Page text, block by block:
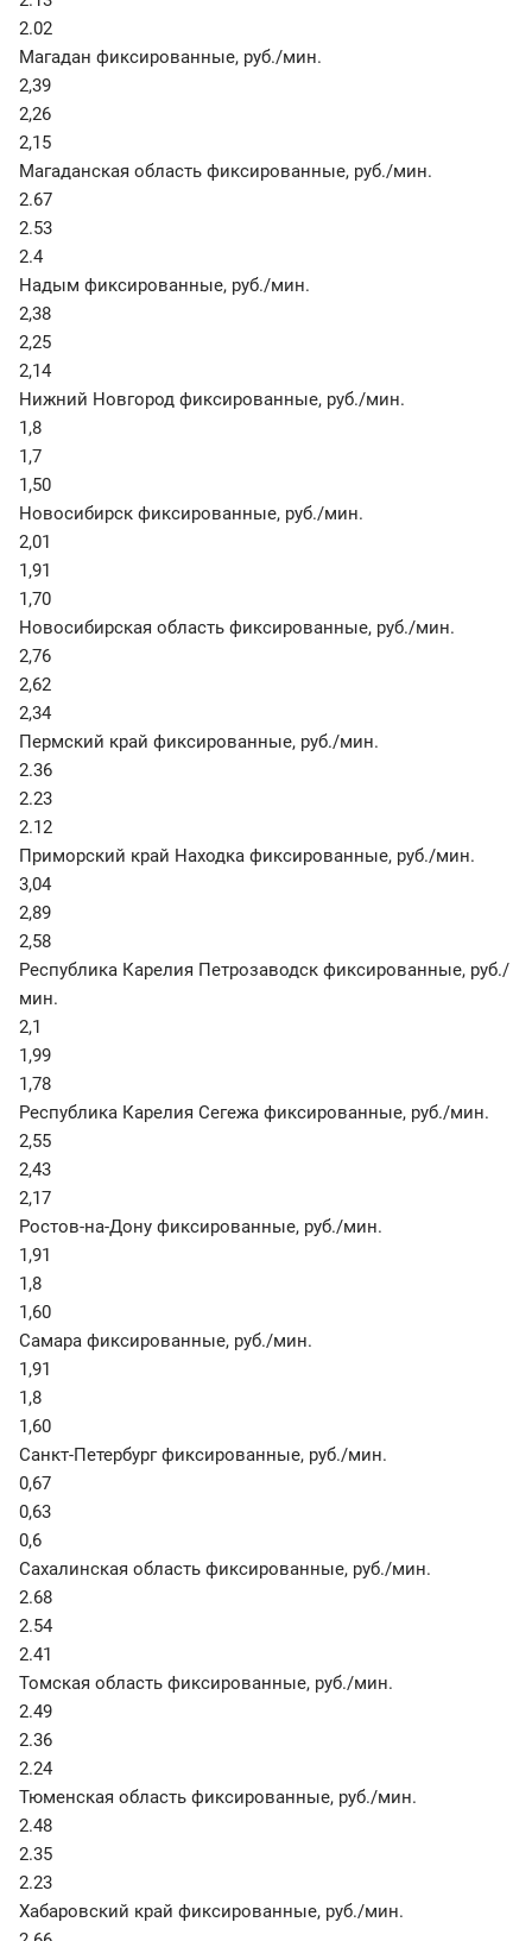
2.02
Магадан фиксированные, руб./мин.
2,39
2,26
2,15
Магаданская область фиксированные, руб./мин.
2.67
2.53
2.4
Надым фиксированные, руб./мин.
2,38
2,25
2,14
Нижний Новгород фиксированные, руб./мин.
1,8
1,7
1,50
Новосибирск фиксированные, руб./мин.
2,01
1,91
1,70
Новосибирская область фиксированные, руб./мин.
2,76
2,62
2,34
Пермский край фиксированные, руб./мин.
2.36
2.23
2.12
Приморский край Находка фиксированные, руб./мин.
3,04
2,89
2,58
Республика Карелия Петрозаводск фиксированные, руб./
мин.
2,1
1,99
1,78
Республика Карелия Сегежа фиксированные, руб./мин.
2,55
2,43
2,17
Ростов-на-Дону фиксированные, руб./мин.
1,91
1,8
1,60
Самара фиксированные, руб./мин.
1,91
1,8
1,60
Санкт-Петербург фиксированные, руб./мин.
0,67
0,63
0,6
Сахалинская область фиксированные, руб./мин.
2.68
2.54
2.41
Томская область фиксированные, руб./мин.
2.49
2.36
2.24
Тюменская область фиксированные, руб./мин.
2.48
2.35
2.23
Хабаровский край фиксированные, руб./мин.